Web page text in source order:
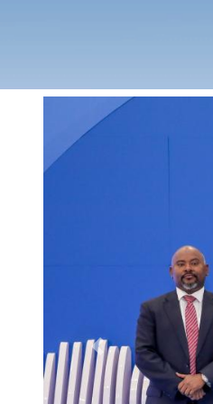
Previous